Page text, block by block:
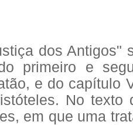
dos Antigos"
primeiro e
e do capítulo
No texto
em que uma